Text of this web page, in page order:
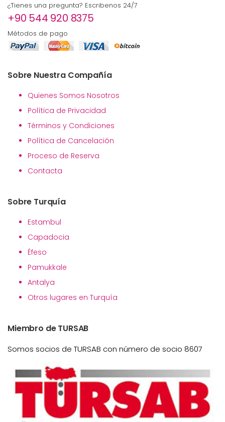
¿Tienes una pregunta? Escribenos 24/7
+90 544 920 8375
Métodos de pago
Sobre Nuestra Compañía
Quienes Somos Nosotros
Política de Privacidad
Términos y Condiciones
Política de Cancelación
Proceso de Reserva
Contacta
Sobre Turquía
Estambul
Capadocia
Éfeso
Pamukkale
Antalya
Otros lugares en Turquía
Miembro de TURSAB
Somos socios de TURSAB con número de socio 8607